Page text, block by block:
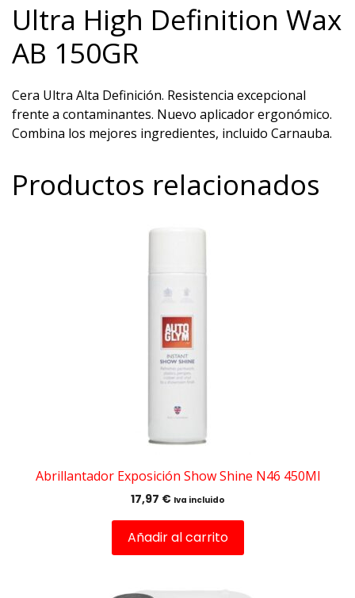
Ultra High Definition Wax
AB 150GR
Cera Ultra Alta Definición. Resistencia excepcional
frente a contaminantes. Nuevo aplicador ergonómico.
Combina los mejores ingredientes, incluido Carnauba.
Productos relacionados
Abrillantador Exposición Show Shine N46 450Ml
17,97 € Iva incluido
Añadir al carrito